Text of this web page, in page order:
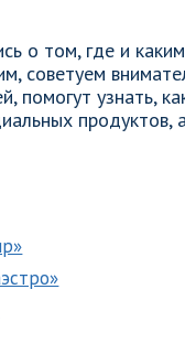
о том, где и
советуем
помогут узнать,
продуктов,